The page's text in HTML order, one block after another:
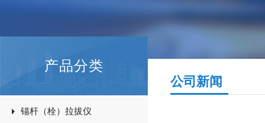
产品分类
锚杆（栓）拉拔仪
公司新闻